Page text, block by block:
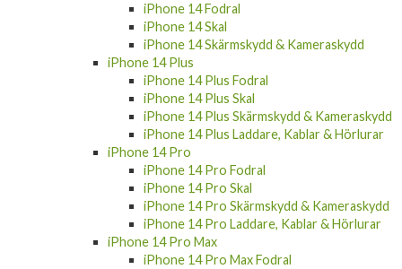
iPhone 14 Fodral
iPhone 14 Skal
iPhone 14 Skärmskydd & Kameraskydd
iPhone 14 Plus
iPhone 14 Plus Fodral
iPhone 14 Plus Skal
iPhone 14 Plus Skärmskydd & Kameraskydd
iPhone 14 Plus Laddare, Kablar & Hörlurar
iPhone 14 Pro
iPhone 14 Pro Fodral
iPhone 14 Pro Skal
iPhone 14 Pro Skärmskydd & Kameraskydd
iPhone 14 Pro Laddare, Kablar & Hörlurar
iPhone 14 Pro Max
iPhone 14 Pro Max Fodral